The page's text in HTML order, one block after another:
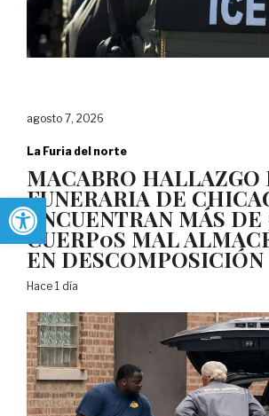
Abrir barra de herramientas
agosto 7, 2026
La Furia del norte
MACABRO HALLAZGO
FUNERARIA DE
ENCUENTRAN MÁS DE
CUERP0S MAL
EN DESCOMPOSICIÓN
Hace 1 día